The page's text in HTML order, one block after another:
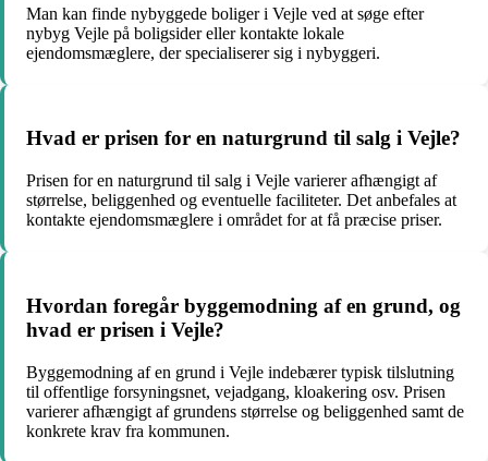
Man kan finde nybyggede boliger i Vejle ved at søge efter
nybyg Vejle på boligsider eller kontakte lokale
ejendomsmæglere, der specialiserer sig i nybyggeri.
Hvad er prisen for en naturgrund til salg i Vejle?
Prisen for en naturgrund til salg i Vejle varierer afhængigt af
størrelse, beliggenhed og eventuelle faciliteter. Det anbefales at
kontakte ejendomsmæglere i området for at få præcise priser.
Hvordan foregår byggemodning af en grund, og
hvad er prisen i Vejle?
Byggemodning af en grund i Vejle indebærer typisk tilslutning
til offentlige forsyningsnet, vejadgang, kloakering osv. Prisen
varierer afhængigt af grundens størrelse og beliggenhed samt de
konkrete krav fra kommunen.